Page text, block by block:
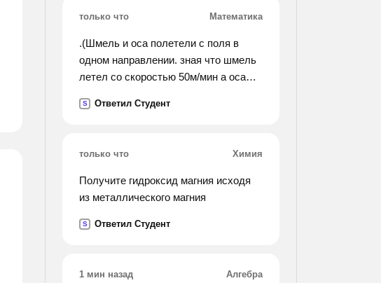
только что Математика
.(Шмель и оса полетели с поля в
одном направлении. зная что шмель
летел со скоростью 50м/мин а оса
вопрос : на каком расстоянии от поля
S Ответил Студент
только что Химия
Получите гидроксид магния исходя
из металлического магния
S Ответил Студент
1 мин назад Алгебра